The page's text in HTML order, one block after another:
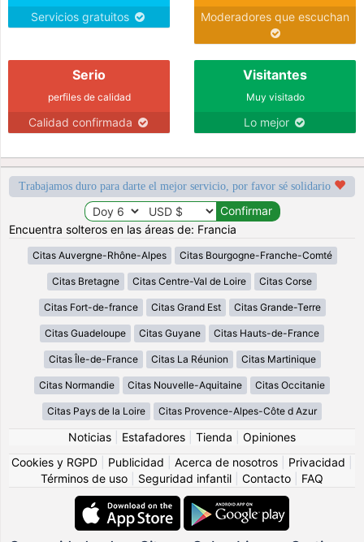
Servicios gratuitos Moderadores que escuchan
Serio
perfiles de calidad
Calidad confirmada
Visitantes
Muy visitado
Lo mejor
Trabajamos duro para darte el mejor servicio, por favor sé solidario
Encuentra solteros en las áreas de: Francia
Citas Auvergne-Rhône-Alpes Citas Bourgogne-Franche-Comté
Citas Bretagne Citas Centre-Val de Loire Citas Corse
Citas Fort-de-france Citas Grand Est Citas Grande-Terre
Citas Guadeloupe Citas Guyane Citas Hauts-de-France
Citas Île-de-France Citas La Réunion Citas Martinique
Citas Normandie Citas Nouvelle-Aquitaine Citas Occitanie
Citas Pays de la Loire Citas Provence-Alpes-Côte d Azur
Noticias Estafadores Tienda
Opiniones
Cookies y RGPD
Publicidad Acerca de nosotros Privacidad
Términos de uso
Seguridad infantil Contacto FAQ